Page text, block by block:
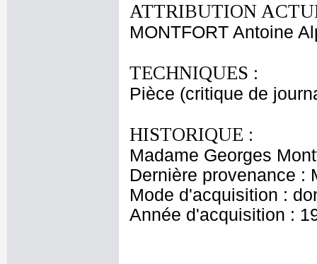
ATTRIBUTION
MONTFORT Antoine
TECHNIQUES :
Pièce (critique de
HISTORIQUE :
Madame Georges
Dernière provenance :
Mode d'acquisition :
Année d'acquisition :